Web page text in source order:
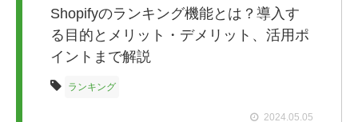
Shopifyのランキング機能とは？導入す
る目的とメリット・デメリット、活用ポ
イントまで解説
ランキング
2024.05.05